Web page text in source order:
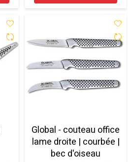
Global - couteau office
lame droite | courbée |
bec d'oiseau